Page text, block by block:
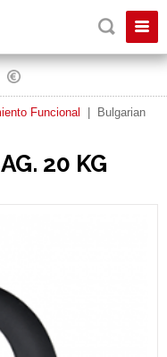
Funcional
Bulgarian
20 KG